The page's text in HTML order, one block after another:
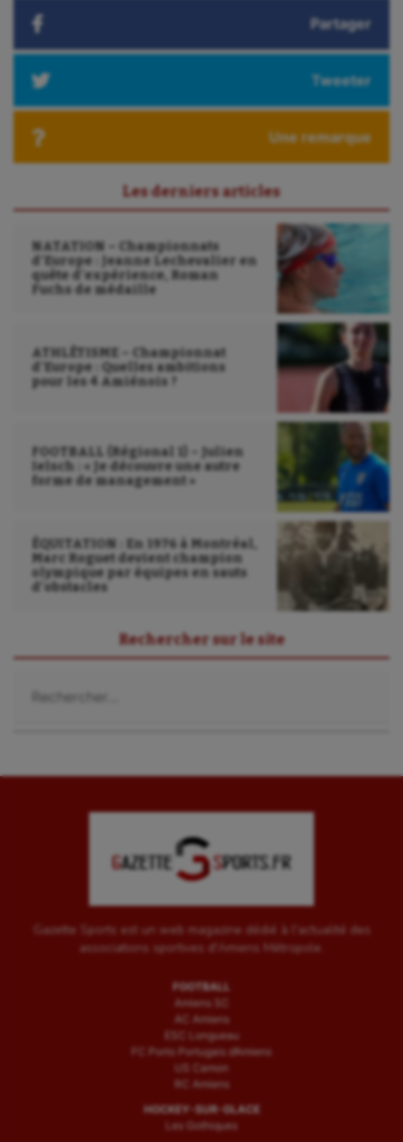
Paddle
Pétanque
Plongée
Randonnée / Marche
Roller-derby
Sauvetage sportif
Sport adapté
Sport santé
Sport-entreprise
Tir
Tir à l'arc
Triathlon
UNSS
Wakeboard
Water-polo
Partager
Tweeter
Une remarque
Les derniers articles
NATATION – Championnats
d’Europe : Jeanne Lechevalier en
quête d’expérience, Roman
Fuchs de médaille
ATHLÉTISME – Championnat
d’Europe : Quelles ambitions
pour les 4 Amiénois ?
FOOTBALL (Régional 1) – Julien
Ielsch : « Je découvre une autre
forme de management »
ÉQUITATION : En 1976 à Montréal,
Marc Roguet devient champion
olympique par équipes en sauts
d’obstacles
Rechercher sur le site
Gazette Sports est un web magazine dédié à l'actualité des
associations sportives d'Amiens Métropole.
FOOTBALL
Amiens SC
AC Amiens
ESC Longueau
FC Porto Portugais d’Amiens
US Camon
RC Amiens
HOCKEY-SUR-GLACE
Les Gothiques